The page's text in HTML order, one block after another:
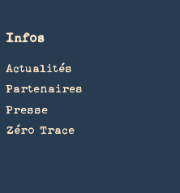
Infos
Actualités
Partenaires
Presse
Zéro Trace